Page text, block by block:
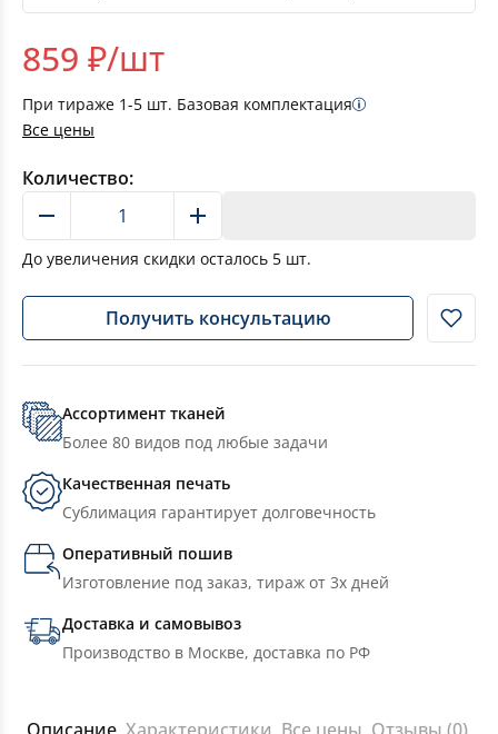
859 ₽/шт
При тираже 1-5 шт. Базовая комплектация
Все цены
Количество:
До увеличения скидки осталось 5 шт.
Получить консультацию
Ассортимент тканей
Более 80 видов под любые задачи
Качественная печать
Сублимация гарантирует долговечность
Оперативный пошив
Изготовление под заказ, тираж от 3х дней
Доставка и самовывоз
Производство в Москве, доставка по РФ